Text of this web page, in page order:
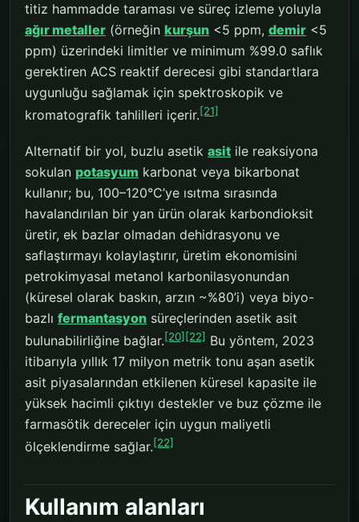
titiz hammadde taraması ve süreç izleme yoluyla
ağır metaller (örneğin kurşun <5 ppm, demir <5
ppm) üzerindeki limitler ve minimum %99.0 saflık
gerektiren ACS reaktif derecesi gibi standartlara
uygunluğu sağlamak için spektroskopik ve
kromatografik tahlilleri içerir.[21]
Alternatif bir yol, buzlu asetik asit ile reaksiyona
sokulan potasyum karbonat veya bikarbonat
kullanır; bu, 100–120°C’ye ısıtma sırasında
havalandırılan bir yan ürün olarak karbondioksit
üretir, ek bazlar olmadan dehidrasyonu ve
saflaştırmayı kolaylaştırır, üretim ekonomisini
petrokimyasal metanol karbonilasyonundan
(küresel olarak baskın, arzın ~%80’i) veya biyo-
bazlı fermantasyon süreçlerinden asetik asit
bulunabilirliğine bağlar.[20][22] Bu yöntem, 2023
itibarıyla yıllık 17 milyon metrik tonu aşan asetik
asit piyasalarından etkilenen küresel kapasite ile
yüksek hacimli çıktıyı destekler ve buz çözme ile
farmasötik dereceler için uygun maliyetli
ölçeklendirme sağlar.[22]
Kullanım alanları